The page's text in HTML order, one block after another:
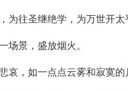
往圣继绝学，为万世开太
景，盛放烟火。
，如一点点云雾和寂寞的